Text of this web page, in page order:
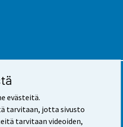
evästeitä.
tarvitaan, jotta sivusto
tarvitaan videoiden,